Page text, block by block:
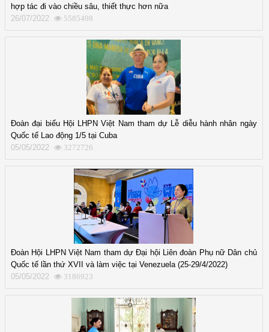
hợp tác đi vào chiều sâu, thiết thực hơn nữa
26/07/2022
5585498
Đoàn đại biểu Hội LHPN Việt Nam tham dự Lễ diễu hành nhân ngày
Quốc tế Lao động 1/5 tại Cuba
05/05/2022
3272726
Đoàn Hội LHPN Việt Nam tham dự Đại hội Liên đoàn Phụ nữ Dân chủ
Quốc tế lần thứ XVII và làm việc tại Venezuela (25-29/4/2022)
05/05/2022
3186923